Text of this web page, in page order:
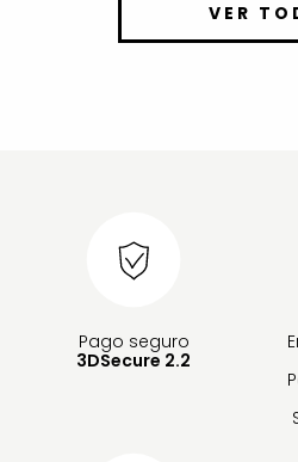
VER
Pago seguro
3DSecure 2.2